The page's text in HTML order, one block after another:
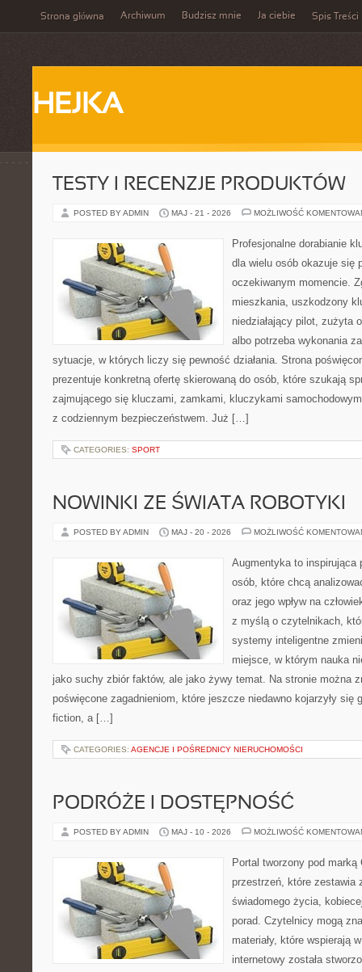
Strona główna Archiwum Budzisz mnie Ja ciebie Spis Treści
HEJKA
TESTY I RECENZJE PRODUKTÓW
POSTED BY ADMIN MAJ - 21 - 2026 MOŻLIWOŚĆ
Profesjonalne dorabianie
dla wielu osób okazuje się
oczekiwanym momencie.
mieszkania, uszkodzony
niedziałający pilot, zużyta
albo potrzeba wykonania
sytuacje, w których liczy się pewność działania. Strona
prezentuje konkretną ofertę skierowaną do osób, które szukają
zajmującego się kluczami, zamkami, kluczykami
z codziennym bezpieczeństwem. Już […]
CATEGORIES: SPORT
NOWINKI ZE ŚWIATA ROBOTYKI
POSTED BY ADMIN MAJ - 20 - 2026 MOŻLIWOŚĆ
Augmentyka to inspirująca
osób, które chcą
oraz jego wpływ na
z myślą o czytelnikach,
systemy inteligentne
miejsce, w którym nauka
jako suchy zbiór faktów, ale jako żywy temat. Na stronie można
poświęcone zagadnieniom, które jeszcze niedawno kojarzyły się
fiction, a […]
CATEGORIES: AGENCJE I POŚREDNICY NIERUCHOMOŚCI
PODRÓŻE I DOSTĘPNOŚĆ
POSTED BY ADMIN MAJ - 10 - 2026 MOŻLIWOŚĆ
Portal tworzony pod
przestrzeń, które zestawia
świadomego życia,
porad. Czytelnicy mogą
materiały, które wspierają
internetowy została